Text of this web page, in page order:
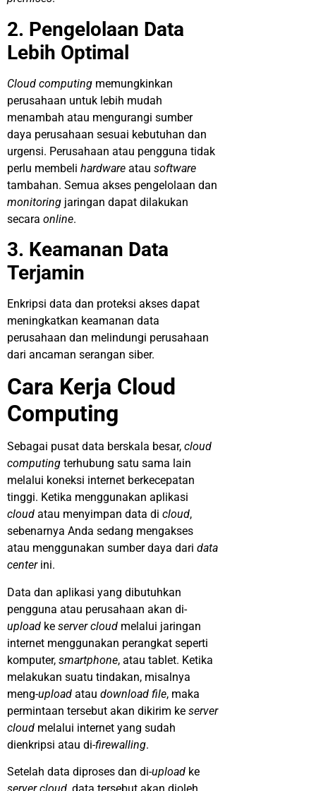
2. Pengelolaan Data
Lebih Optimal
Cloud computing memungkinkan
perusahaan untuk lebih mudah
menambah atau mengurangi sumber
daya perusahaan sesuai kebutuhan dan
urgensi. Perusahaan atau pengguna tidak
perlu membeli hardware atau software
tambahan. Semua akses pengelolaan dan
monitoring jaringan dapat dilakukan
secara online.
3. Keamanan Data
Terjamin
Enkripsi data dan proteksi akses dapat
meningkatkan keamanan data
perusahaan dan melindungi perusahaan
dari ancaman serangan siber.
Cara Kerja Cloud
Computing
Sebagai pusat data berskala besar, cloud
computing terhubung satu sama lain
melalui koneksi internet berkecepatan
tinggi. Ketika menggunakan aplikasi
cloud atau menyimpan data di cloud,
sebenarnya Anda sedang mengakses
atau menggunakan sumber daya dari data
center ini.
Data dan aplikasi yang dibutuhkan
pengguna atau perusahaan akan di-
upload ke server cloud melalui jaringan
internet menggunakan perangkat seperti
komputer, smartphone, atau tablet. Ketika
melakukan suatu tindakan, misalnya
meng-upload atau download file, maka
permintaan tersebut akan dikirim ke server
cloud melalui internet yang sudah
dienkripsi atau di-firewalling.
Setelah data diproses dan di-upload ke